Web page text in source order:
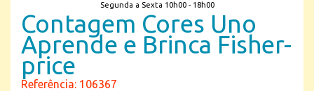
Segunda a Sexta 10h00 - 18h00
Contagem Cores Uno
Aprende e Brinca Fisher-
price
Referência: 106367